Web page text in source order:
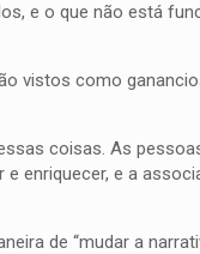
e o que não está
vistos como
coisas. As
enriquecer, e a
de “mudar a